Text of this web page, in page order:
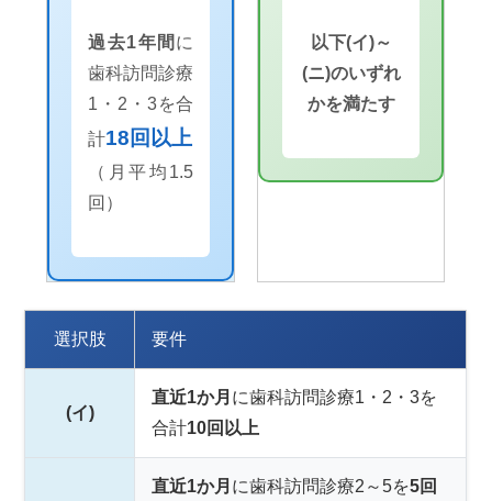
過去1年間 に
歯科訪問診療
1・2・3を合
計18回以上
（月平均1.5
回）
以下(イ)～
(ニ)のいずれ
かを満たす
選択肢 要件
(イ)
直近1か月 に歯科訪問診療1・2・3を
合計10回以上
直近1か月 に歯科訪問診療2～5を5回